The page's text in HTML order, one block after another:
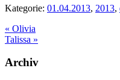
Kategorie: 01.04.2013, 2013,
Vorheriger
Beitrag:
« Olivia
Nächster
Talissa »
Seitenspalte
Archiv